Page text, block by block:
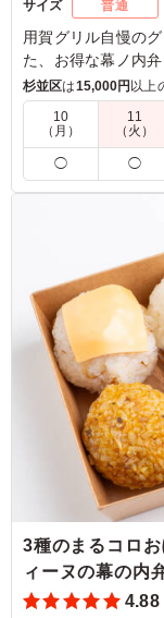
サイズ 普通
用賀グリル自慢の
た、お得な幕ノ内
様々なシーンでお
類からお選びいた
5.0 株式会
直火網焼きのグ
く、中身はしっ
りの照り焼きも
ンス良く入った
たえがあり、満
ご利用シーン： ロ
東京都千代田区丸
杉並区は15,000円以上
10
（月）
11
（火）
◯ ◯
3種のまるコロ
ィーヌの幕の内
4.88